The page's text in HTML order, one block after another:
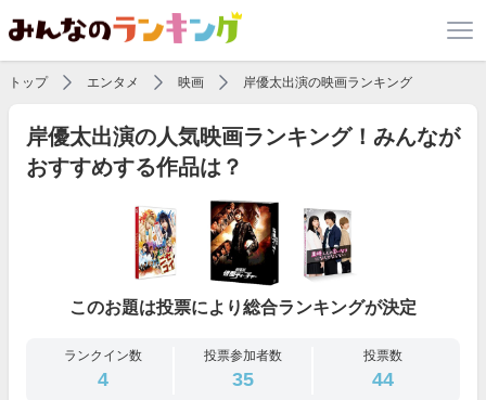
トップ エンタメ 映画 岸優太出演の映画ランキング
岸優太出演の人気映画ランキング！みんなが
おすすめする作品は？
このお題は投票により総合ランキングが決定
ランクイン数
4
投票参加者数
35
投票数
44